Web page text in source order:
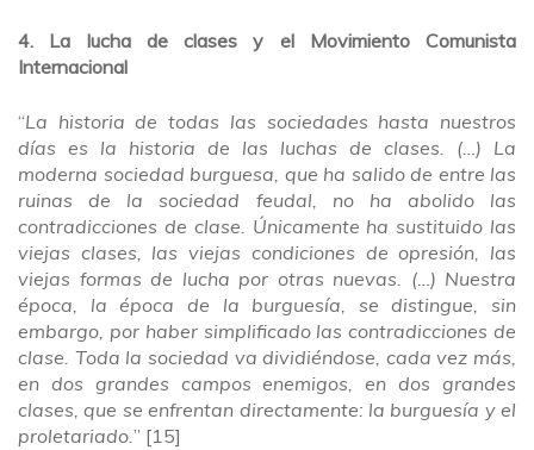
4. La lucha de clases y el Movimiento Comunista
Internacional
“La historia de todas las sociedades hasta nuestros
días es la historia de las luchas de clases. (…) La
moderna sociedad burguesa, que ha salido de entre las
ruinas de la sociedad feudal, no ha abolido las
contradicciones de clase. Únicamente ha sustituido las
viejas clases, las viejas condiciones de opresión, las
viejas formas de lucha por otras nuevas. (…) Nuestra
época, la época de la burguesía, se distingue, sin
embargo, por haber simplificado las contradicciones de
clase. Toda la sociedad va dividiéndose, cada vez más,
en dos grandes campos enemigos, en dos grandes
clases, que se enfrentan directamente: la burguesía y el
proletariado.” [15]